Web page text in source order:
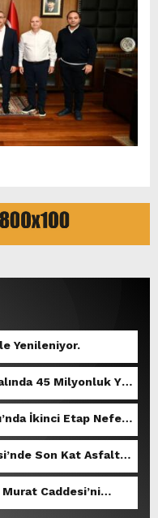
Yenileniyor.
45 Milyonluk Yol
İkinci Etap Nefes
Son Kat Asfalt
Caddesi’ni